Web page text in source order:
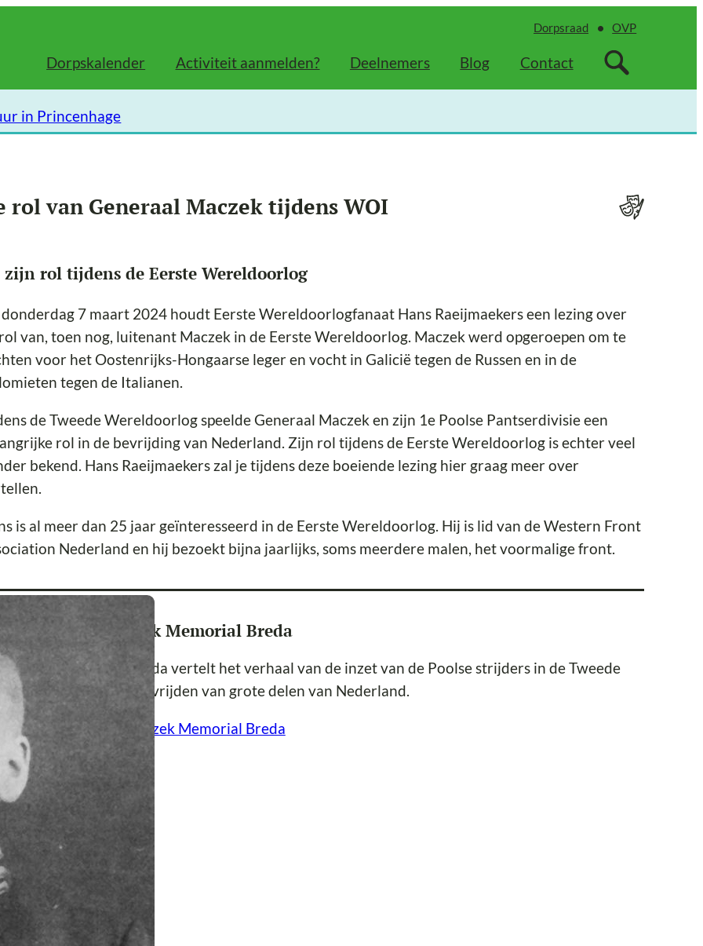
Dorpsraad OVP
Dorpskalender Activiteit aanmelden? Deelnemers Blog Contact
in Princenhage
rol van Generaal Maczek tijdens WOI
zijn rol tijdens de Eerste Wereldoorlog
7 maart 2024 houdt Eerste Wereldoorlogfanaat Hans Raeijmaekers een lezing over
van, toen nog, luitenant Maczek in de Eerste Wereldoorlog. Maczek werd opgeroepen om te
voor het Oostenrijks-Hongaarse leger en vocht in Galicië tegen de Russen en in de
tegen de Italianen.
de Tweede Wereldoorlog speelde Generaal Maczek en zijn 1e Poolse Pantserdivisie een
rol in de bevrijding van Nederland. Zijn rol tijdens de Eerste Wereldoorlog is echter veel
bekend. Hans Raeijmaekers zal je tijdens deze boeiende lezing hier graag meer over
is al meer dan 25 jaar geïnteresseerd in de Eerste Wereldoorlog. Hij is lid van de Western Front
Nederland en hij bezoekt bijna jaarlijks, soms meerdere malen, het voormalige front.
de locatie Maczek Memorial Breda
Maczek Memorial Breda vertelt het verhaal van de inzet van de Poolse strijders in de Tweede
voor het bevrijden van grote delen van Nederland.
informatie over Maczek Memorial Breda